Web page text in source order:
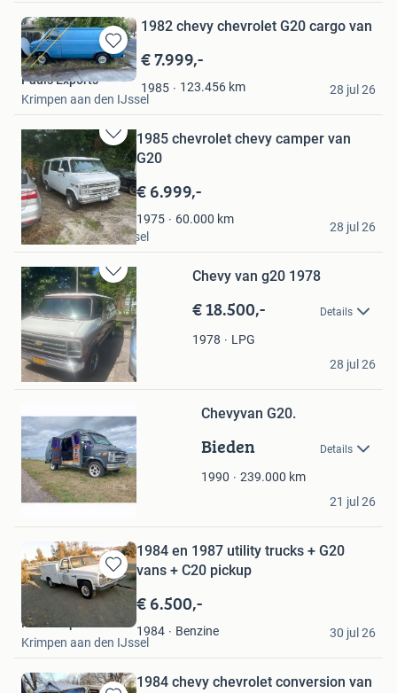
Bewaren
in
Mijn
Favorieten
1982 chevy chevrolet G20 cargo van
€ 7.999,-
1985 123.456 km
Pauls Exports
Krimpen aan den IJssel
28 jul 26
Bewaren
in
Mijn
Favorieten
1985 chevrolet chevy camper van
G20
€ 6.999,-
1975 60.000 km
Pauls Exports
Krimpen aan den IJssel
28 jul 26
Bewaren
in
Mijn
Favorieten
Chevy van g20 1978
€ 18.500,- Details
1978
LPG
menno neelen
Beverwijk
28 jul 26
Bewaren
in
Favorieten
Chevyvan G20.
Bieden Details
1990 239.000 km
Fred
21 jul 26
Bewaren
in
Favorieten
1984 en 1987 utility trucks + G20
vans + C20 pickup
€ 6.500,-
1984 Benzine
Pauls Exports
Krimpen aan den IJssel
30 jul 26
1984 chevy chevrolet conversion van